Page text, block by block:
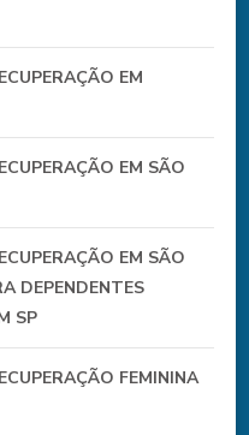
EM
EM SÃO
EM SÃO
DEPENDENTES
SP
FEMININA